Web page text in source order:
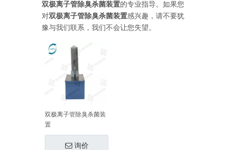
双极离子管除臭杀菌装置的专业指导。如果您
对双极离子管除臭杀菌装置感兴趣，请不要犹
豫与我们联系，我们不会让您失望。
双极离子管除臭杀菌装
置
询价